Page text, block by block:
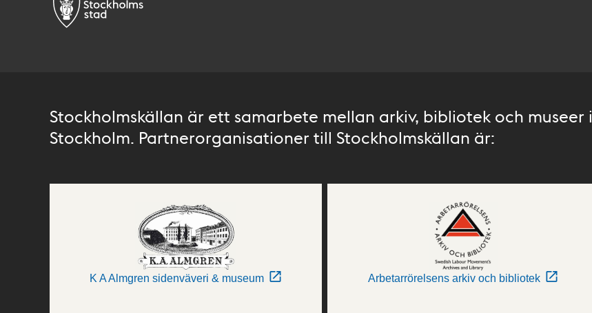
Stockholmskällan är ett samarbete mellan arkiv, bibliotek och museer i
Stockholm. Partnerorganisationer till Stockholmskällan är:
K A Almgren sidenväveri & museum Arbetarrörelsens arkiv och bibliotek